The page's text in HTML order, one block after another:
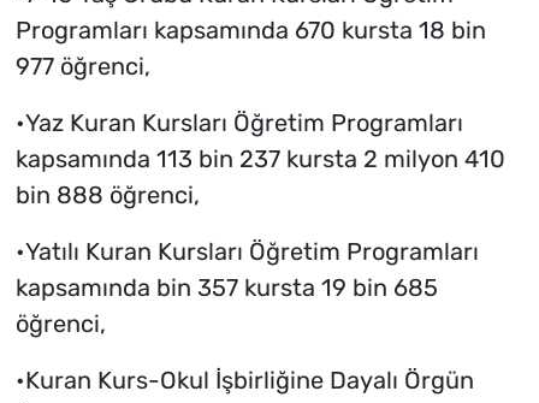
Programları kapsamında 670 kursta 18 bin
977 öğrenci,
•Yaz Kuran Kursları Öğretim Programları
kapsamında 113 bin 237 kursta 2 milyon 410
bin 888 öğrenci,
•Yatılı Kuran Kursları Öğretim Programları
kapsamında bin 357 kursta 19 bin 685
öğrenci,
•Kuran Kurs-Okul İşbirliğine Dayalı Örgün